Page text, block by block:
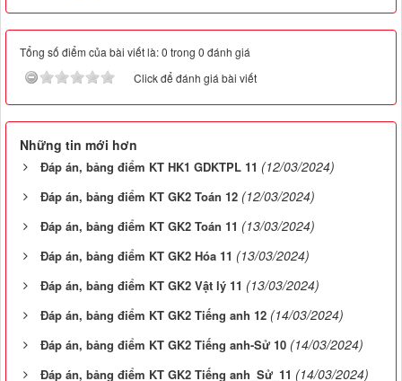
Tổng số điểm của bài viết là: 0 trong 0 đánh giá
Click để đánh giá bài viết
Những tin mới hơn
Đáp án, bảng điểm KT HK1 GDKTPL 11 (12/03/2024)
Đáp án, bảng điểm KT GK2 Toán 12 (12/03/2024)
Đáp án, bảng điểm KT GK2 Toán 11 (13/03/2024)
Đáp án, bảng điểm KT GK2 Hóa 11 (13/03/2024)
Đáp án, bảng điểm KT GK2 Vật lý 11 (13/03/2024)
Đáp án, bảng điểm KT GK2 Tiếng anh 12 (14/03/2024)
Đáp án, bảng điểm KT GK2 Tiếng anh-Sử 10 (14/03/2024)
Đáp án, bảng điểm KT GK2 Tiếng anh_Sử_11 (14/03/2024)